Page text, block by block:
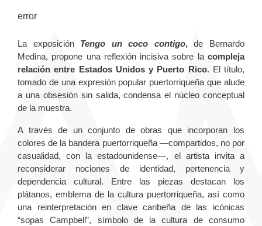
error
La exposición Tengo un coco contigo,de Bernardo
Medina, propone una reflexión incisiva sobre la compleja
relación entre Estados Unidos y Puerto Rico. El título,
tomado de una expresión popular puertorriqueña que alude
a una obsesión sin salida, condensa el núcleo conceptual
de la muestra.
A través de un conjunto de obras que incorporan los
colores de la bandera puertorriqueña —compartidos, no por
casualidad, con la estadounidense—, el artista invita a
reconsiderar nociones de identidad, pertenencia y
dependencia cultural. Entre las piezas destacan los
plátanos, emblema de la cultura puertorriqueña, así como
una reinterpretación en clave caribeña de las icónicas
“sopas Campbell”, símbolo de la cultura de consumo